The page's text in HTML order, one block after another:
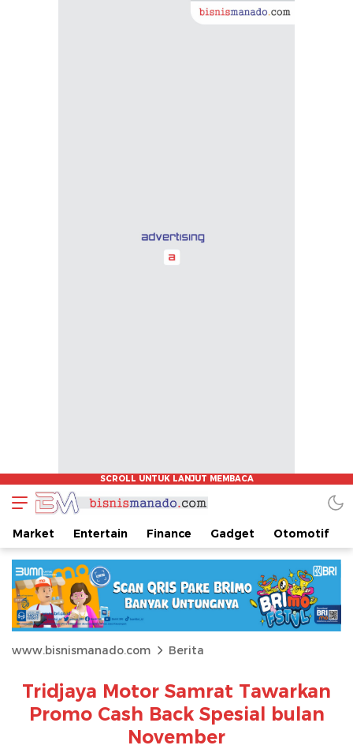
Market Entertain Finance Gadget Otomotif
www.bisnismanado.com Berita
Tridjaya Motor Samrat Tawarkan
Promo Cash Back Spesial bulan
November